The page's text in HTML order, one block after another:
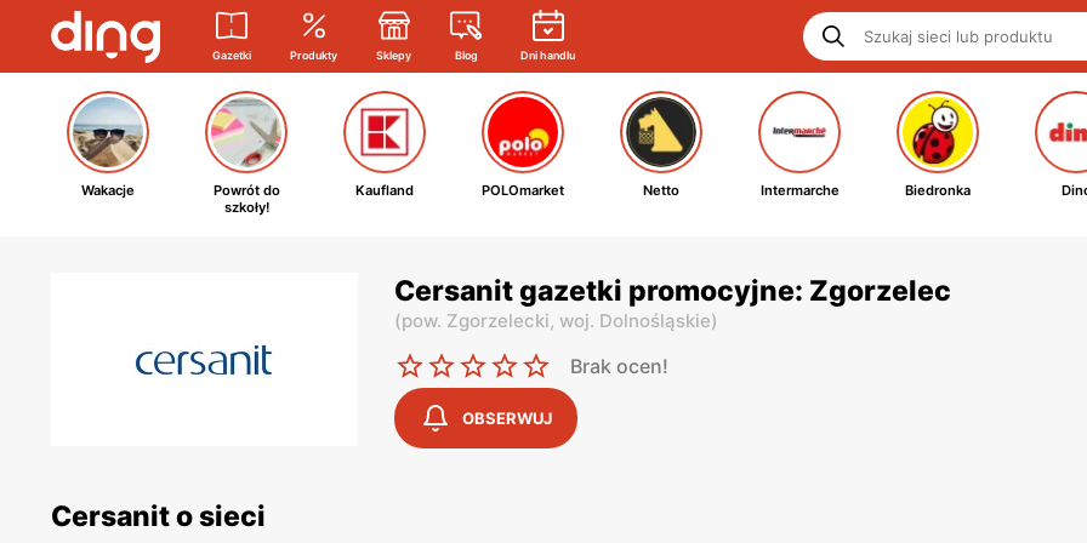
Gazetki Produkty Sklepy Blog Dni handlu
Wakacje
Powrót do
szkoły!
Kaufland POLOmarket Netto Intermarche Biedronka
Cersanit gazetki promocyjne: Zgorzelec
(pow. Zgorzelecki, woj. Dolnośląskie)
Brak ocen!
OBSERWUJ
Cersanit o sieci